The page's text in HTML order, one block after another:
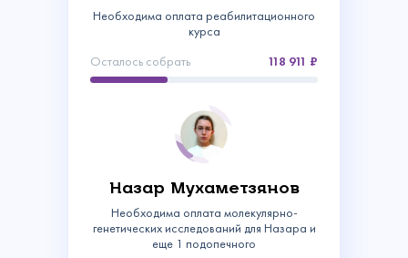
Необходима оплата реабилитационного
курса
Осталось собрать
118 911
Назар Мухаметзянов
Необходима оплата молекулярно-
генетических исследований для Назара и
еще 1 подопечного
Спасибо!
Создать аккаунт
Связаться с
нами
Сделать пожертвование